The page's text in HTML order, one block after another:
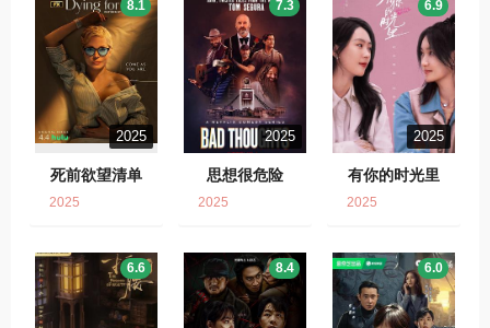
2025
死前欲望清单
8.1
2025
2025
思想很危险
7.3
2025
2025
有你的时光里
6.9
2025
6.6 8.4 6.0